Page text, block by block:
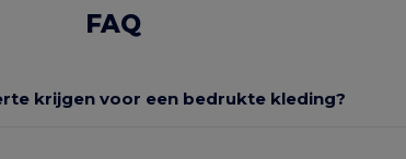
FAQ
krijgen voor een bedrukte kleding?